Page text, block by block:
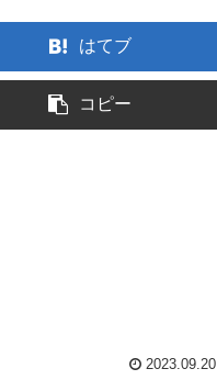
はてブ
コピー
2023.09.20